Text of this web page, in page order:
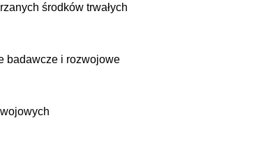
środków trwałych
badawcze i rozwojowe